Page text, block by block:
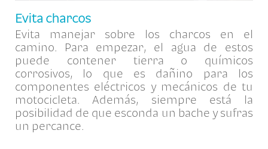
Evita charcos
Evita manejar sobre los charcos en el
camino. Para empezar, el agua de estos
puede contener tierra o químicos
corrosivos, lo que es dañino para los
componentes eléctricos y mecánicos de tu
motocicleta. Además, siempre está la
posibilidad de que esconda un bache y sufras
un percance.